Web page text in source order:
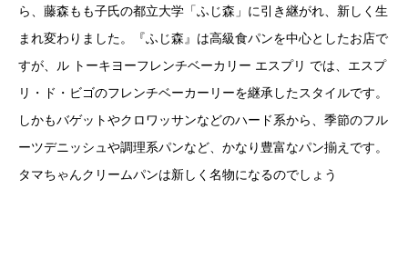
ら、藤森もも子氏の都立大学「ふじ森」に引き継がれ、新しく生
まれ変わりました。『ふじ森』は高級食パンを中心としたお店で
すが、ル トーキヨーフレンチベーカリー エスプリ では、エスプ
リ・ド・ビゴのフレンチベーカーリーを継承したスタイルです。
しかもバゲットやクロワッサンなどのハード系から、季節のフル
ーツデニッシュや調理系パンなど、かなり豊富なパン揃えです。
タマちゃんクリームパンは新しく名物になるのでしょう